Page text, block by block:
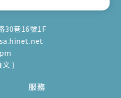
30巷16號1F
)
服務